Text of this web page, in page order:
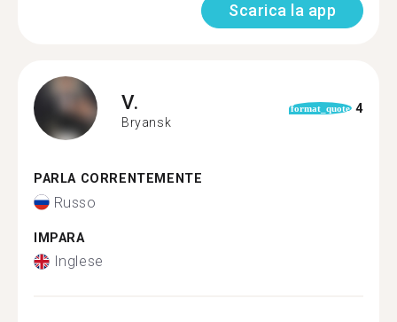
Scarica la app
V.
Bryansk
format_quote 4
PARLA CORRENTEMENTE
Russo
IMPARA
Inglese